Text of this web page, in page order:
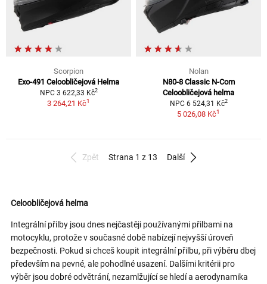
Scorpion
Exo-491 Celoobličejová Helma
NPC 3 622,33 Kč2
3 264,21 Kč1
Nolan
N80-8 Classic N-Com
Celoobličejová helma
NPC 6 524,31 Kč2
5 026,08 Kč1
Zpět Strana 1 z 13 Další
Celoobličejová helma
Integrální přilby jsou dnes nejčastěji používanými přilbami na
motocyklu, protože v současné době nabízejí nejvyšší úroveň
bezpečnosti. Pokud si chceš koupit integrální přilbu, při výběru dbej
především na pevné, ale pohodlné usazení. Dalšími kritérii pro
výběr jsou dobré odvětrání, nezamlžující se hledí a aerodynamika